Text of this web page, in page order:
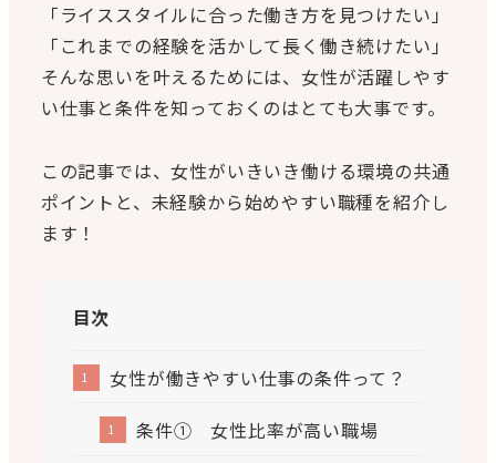
「ライススタイルに合った働き方を見つけたい」
「これまでの経験を活かして長く働き続けたい」
そんな思いを叶えるためには、女性が活躍しやす
い仕事と条件を知っておくのはとても大事です。
この記事では、女性がいきいき働ける環境の共通
ポイントと、未経験から始めやすい職種を紹介し
ます！
目次
女性が働きやすい仕事の条件って？
条件① 女性比率が高い職場